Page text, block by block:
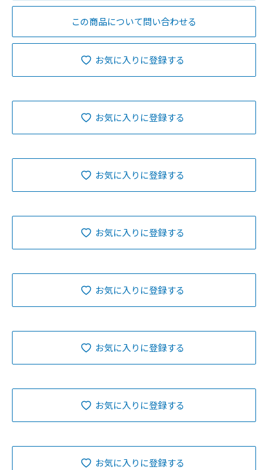
この商品について問い合わせる
お気に入りに登録する
お気に入りに登録する
お気に入りに登録する
お気に入りに登録する
お気に入りに登録する
お気に入りに登録する
お気に入りに登録する
お気に入りに登録する